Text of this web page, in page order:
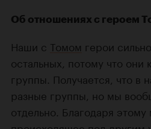
Об отношениях с героем
Наши с Томом герои
остальных, потому что они
группы. Получается, что в
разные группы, но мы
отдельно. Благодаря